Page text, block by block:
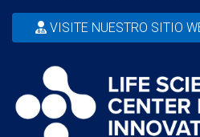
VISITE NUESTRO SITIO